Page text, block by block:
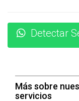
El Soltero
actuar antes de
Detectar
Más sobre
servicios